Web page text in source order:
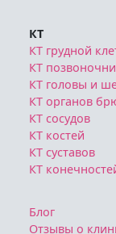
КТ
КТ грудной
КТ
КТ головы и
КТ органов
КТ сосудов
КТ костей
КТ суставов
КТ
Блог
Отзывы о